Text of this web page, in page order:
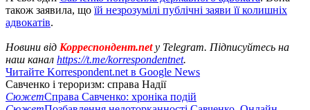
також заявила, що їй незрозумілі публічні заяви її колишніх
адвокатів.
Новини від Корреспондент.netу Telegram. Підписуйтесь на
наш канал https://t.me/korrespondentnet.
Читайте Korrespondent.net в Google News
Савченко і тероризм: справа Надії
СюжетСправа Савченко: хроніка подій